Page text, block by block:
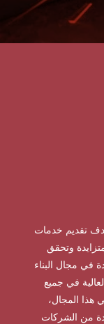
تقديم خدمات
وتحقق
في مجال البناء
في جميع
هذا المجال،
من الشركات